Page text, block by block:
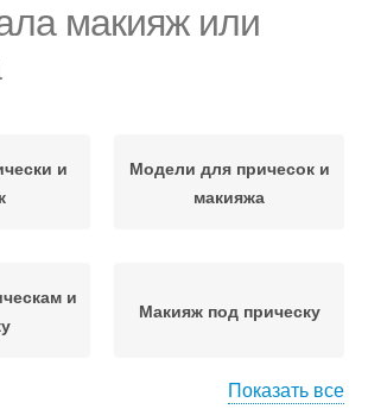
макияж или
и
Модели для причесок и
макияжа
и
Макияж под прическу
Показать все